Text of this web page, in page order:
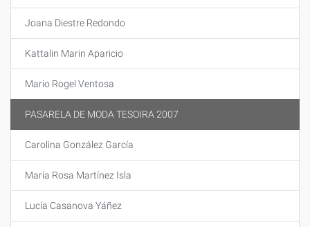
Joana Diestre Redondo
Kattalin Marin Aparicio
Mario Rogel Ventosa
PASARELA DE MODA TESOIRA 2007
Carolina González García
María Rosa Martínez Isla
Lucía Casanova Yáñez